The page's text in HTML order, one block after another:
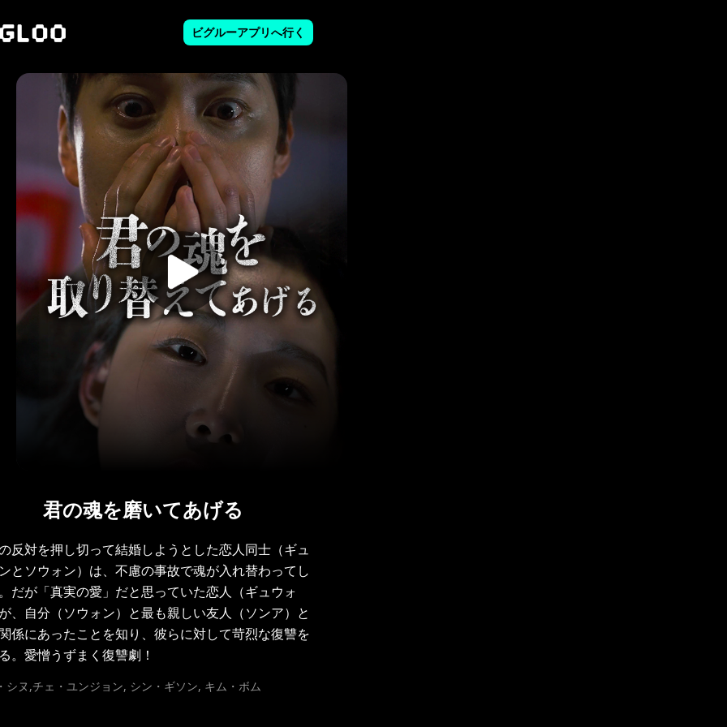
ビグルーアプリへ行く
君の魂を磨いてあげる
反対を押し切って結婚しようとした恋人同士（ギュ
とソウォン）は、不慮の事故で魂が入れ替わってし
だが「真実の愛」だと思っていた恋人（ギュウォ
、自分（ソウォン）と最も親しい友人（ソンア）と
係にあったことを知り、彼らに対して苛烈な復讐を
。愛憎うずまく復讐劇！
シヌ,チェ・ユンジョン, シン・ギソン, キム・ボム